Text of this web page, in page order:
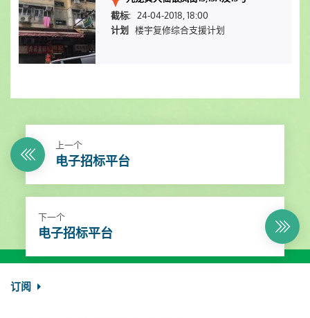
截标: 24-04-2018, 18:00
计划 楼宇复修综合支援计划
上一个
电子招标平台
下一个
电子招标平台
订阅